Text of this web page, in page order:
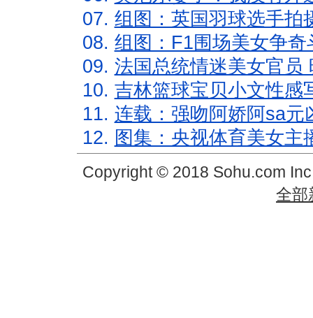
07. 组图：英国羽球选手拍
08. 组图：F1围场美女争
09. 法国总统情迷美女官员
10. 吉林篮球宝贝小文性感
11. 连载：强吻阿娇阿sa元
12. 图集：央视体育美女主
Copyright © 2018 Sohu.com
全部